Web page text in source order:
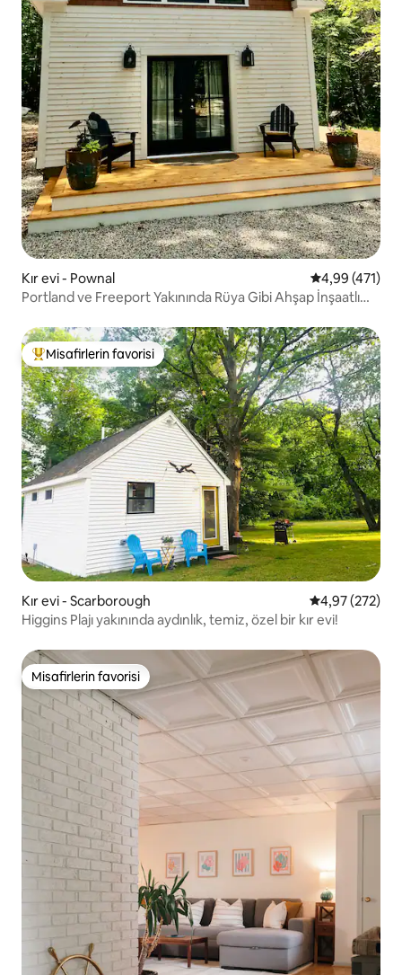
Kır evi - Pownal 5 üzerinden
4,99 (471)
Portland ve Freeport Yakınında Rüya Gibi Ahşap İnşaatlı
Misafirlerin favorilerinden en beğenilenler arasında
Misafirlerin favorisi
Kır evi - Scarborough 5 üzerinden
4,97 (272)
Higgins Plajı yakınında aydınlık, temiz, özel bir kır evi!
Misafirlerin favorisi
Misafirlerin favorisi